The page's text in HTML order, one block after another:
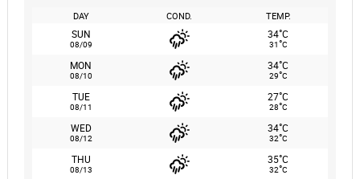
DAY COND. TEMP.
SUN
08/09
34°C
31°C
MON
08/10
34°C
29°C
TUE
08/11
27°C
28°C
WED
08/12
34°C
32°C
THU
08/13
35°C
32°C